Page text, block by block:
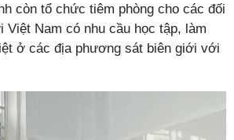
còn tổ chức tiêm phòng cho các đối
Nam có nhu cầu học tập, làm
ở các địa phương sát biên giới với